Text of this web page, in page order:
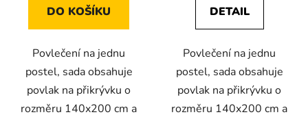
DO KOŠÍKU
Povlečení na jednu
postel, sada obsahuje
povlak na přikrývku o
rozměru 140x200 cm a
DETAIL
Povlečení na jednu
postel, sada obsahuje
povlak na přikrývku o
rozměru 140x200 cm a